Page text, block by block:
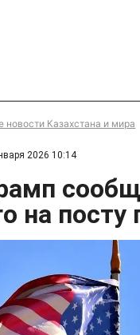
новости Казахстана и мира
2026 10:14
на посту